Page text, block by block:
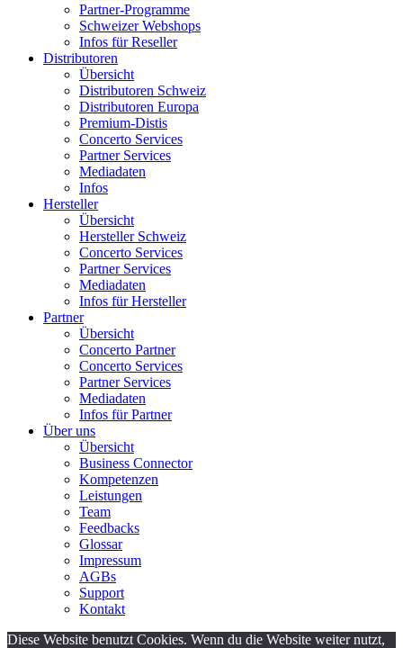
Partner-Programme
Schweizer Webshops
Infos für Reseller
Distributoren
Übersicht
Distributoren Schweiz
Distributoren Europa
Premium-Distis
Concerto Services
Partner Services
Mediadaten
Infos
Hersteller
Übersicht
Hersteller Schweiz
Concerto Services
Partner Services
Mediadaten
Infos für Hersteller
Partner
Übersicht
Concerto Partner
Concerto Services
Partner Services
Mediadaten
Infos für Partner
Über uns
Übersicht
Business Connector
Kompetenzen
Leistungen
Team
Feedbacks
Glossar
Impressum
AGBs
Support
Kontakt
Diese Website benutzt Cookies. Wenn du die Website weiter nutzt,